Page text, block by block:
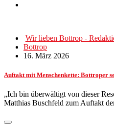
Wir lieben Bottrop -
Bottrop
16. März 2026
Auftakt mit Menschenkette: Bottroper
„Ich bin überwältigt von dieser
Matthias Buschfeld zum Auftakt